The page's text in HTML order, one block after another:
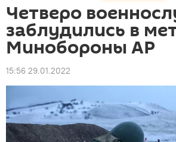
Четверо
заблудились в
Минобороны АР
15:56 29.01.2022